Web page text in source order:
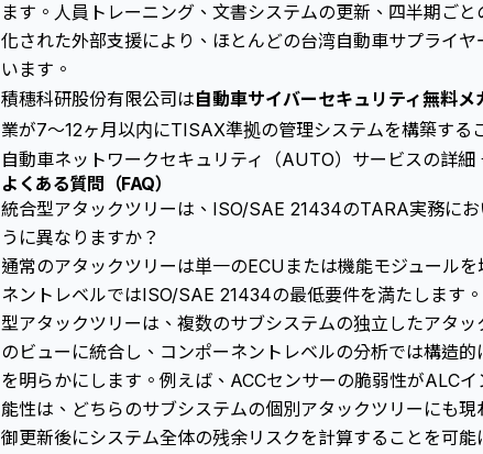
ます。人員トレーニング、文書システムの更新、四半期ご
化された外部支援により、ほとんどの台湾自動車サプライ
います。
積穗科研股份有限公司は自動車サイバーセキュリティ無料メ
業が7〜12ヶ月以内にTISAX準拠の管理システムを構築する
自動車ネットワークセキュリティ（AUTO）サービスの詳
よくある質問（FAQ）
統合型アタックツリーは、ISO/SAE 21434のTARA実務に
うに異なりますか？
通常のアタックツリーは単一のECUまたは機能モジュール
ネントレベルではISO/SAE 21434の最低要件を満たします
型アタックツリーは、複数のサブシステムの独立したアタ
のビューに統合し、コンポーネントレベルの分析では構造
を明らかにします。例えば、ACCセンサーの脆弱性がALC
能性は、どちらのサブシステムの個別アタックツリーにも
御更新後にシステム全体の残余リスクを計算することを可